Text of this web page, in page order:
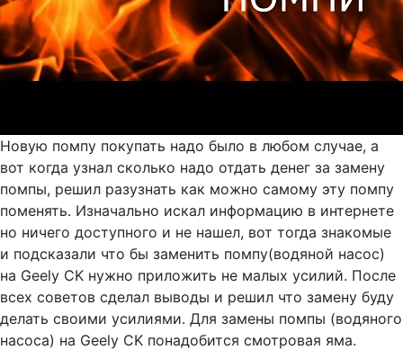
Новую помпу покупать надо было в любом случае, а
вот когда узнал сколько надо отдать денег за замену
помпы, решил разузнать как можно самому эту помпу
поменять. Изначально искал информацию в интернете
но ничего доступного и не нашел, вот тогда знакомые
и подсказали что бы заменить помпу(водяной насос)
на Geely CK нужно приложить не малых усилий. После
всех советов сделал выводы и решил что замену буду
делать своими усилиями. Для замены помпы (водяного
насоса) на Geely CK понадобится смотровая яма.